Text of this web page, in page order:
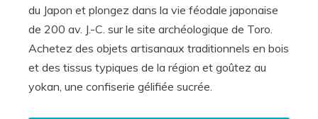
du Japon et plongez dans la vie féodale japonaise
de 200 av. J.-C. sur le site archéologique de Toro.
Achetez des objets artisanaux traditionnels en bois
et des tissus typiques de la région et goûtez au
yokan, une confiserie gélifiée sucrée.